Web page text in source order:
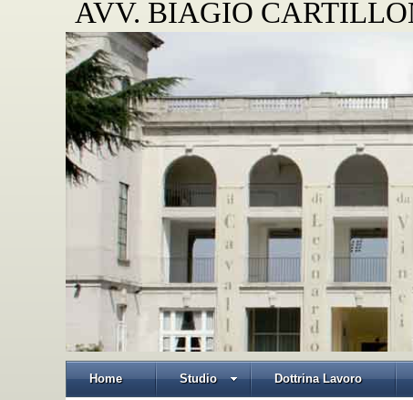
AVV. BIAGIO
Home Studio Dottrina Lavoro